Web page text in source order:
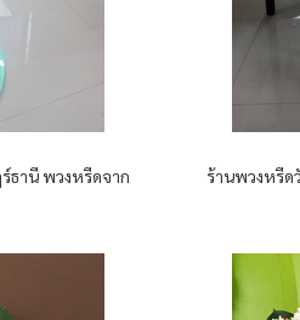
ธานี พวงหรีดจาก
ร้านพวงหรีด